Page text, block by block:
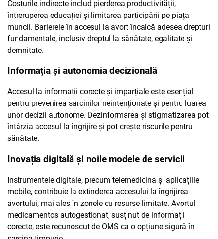
Costurile indirecte includ pierderea productivității,
întreruperea educației și limitarea participării pe piața
muncii. Barierele în accesul la avort încalcă adesea drepturi
fundamentale, inclusiv dreptul la sănătate, egalitate și
demnitate.
Informația și autonomia decizională
Accesul la informații corecte și imparțiale este esențial
pentru prevenirea sarcinilor neintenționate și pentru luarea
unor decizii autonome. Dezinformarea și stigmatizarea pot
întârzia accesul la îngrijire și pot crește riscurile pentru
sănătate.
Inovația digitală și noile modele de servicii
Instrumentele digitale, precum telemedicina și aplicațiile
mobile, contribuie la extinderea accesului la îngrijirea
avortului, mai ales în zonele cu resurse limitate. Avortul
medicamentos autogestionat, susținut de informații
corecte, este recunoscut de OMS ca o opțiune sigură în